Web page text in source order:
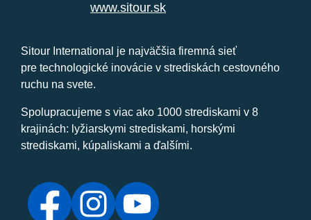
www.sitour.sk
Sitour International je najväčšia firemná sieť
pre technologické inovácie v strediskách cestovného
ruchu na svete.
Spolupracujeme s viac ako 1000 strediskami v 8
krajinách: lyžiarskymi strediskami, horskými
strediskami, kúpaliskami a ďalšími.